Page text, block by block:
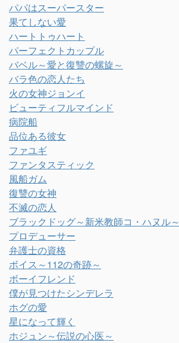
パパはスーパースター
果てしない愛
ハートトゥハート
パーフェクトカップル
バベル～愛と復讐の螺旋～
バラ色の恋人たち
火の女神ジョンイ
ビューティフルマインド
病院船
品位ある彼女
ファユギ
ファンタスティック
風船ガム
復讐の女神
不滅の恋人
ブラックドッグ～新米教師コ・ハヌル～
プロデューサー
弁護士の資格
ボイス～112の奇跡～
ボーイフレンド
僕が見つけたシンデレラ
ホグの愛
星になって輝く
ホジュン～伝説の心医～